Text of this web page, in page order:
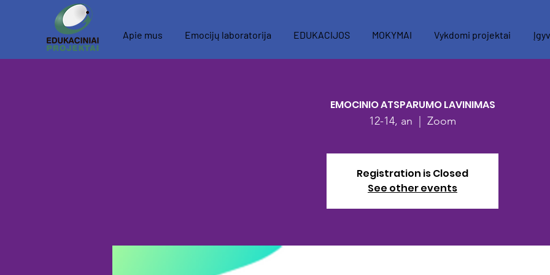
Apie mus Emocijų laboratorija EDUKACIJOS MOKYMAI Vykdomi projektai
EMOCINIO ATSPARUMO LAVINIMAS
12-14, an Zoom
Registration is Closed
See other events